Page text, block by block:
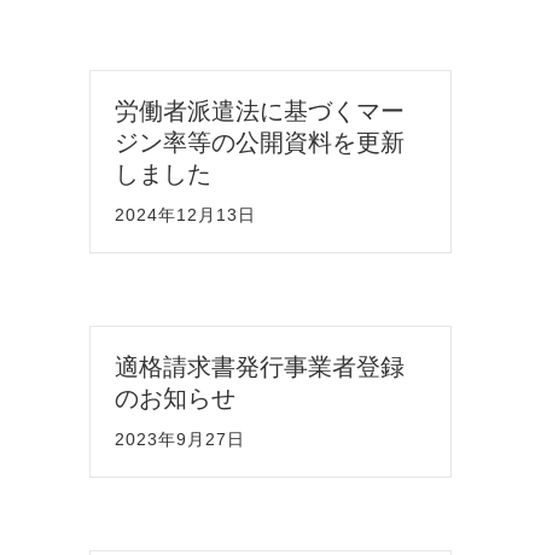
労働者派遣法に基づくマー
ジン率等の公開資料を更新
しました
2024年12月13日
適格請求書発行事業者登録
のお知らせ
2023年9月27日